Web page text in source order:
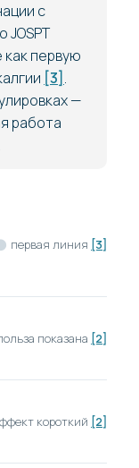
с
JOSPT
первую
[3] .
—
работа
первая линия [3]
показана [2]
короткий [2]